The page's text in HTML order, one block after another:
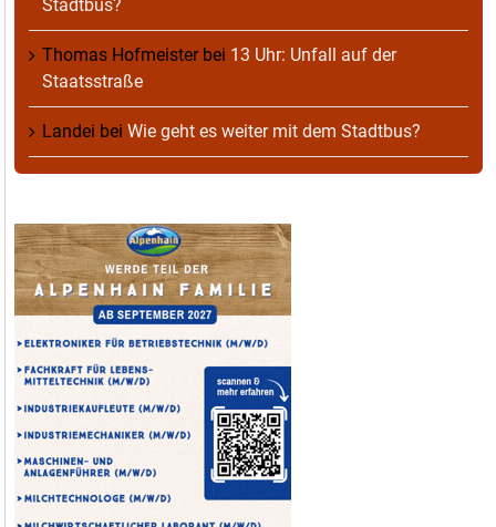
Stadtbus?
Thomas Hofmeisterbei 13 Uhr: Unfall auf der
Staatsstraße
Landei bei Wie geht es weiter mit dem Stadtbus?